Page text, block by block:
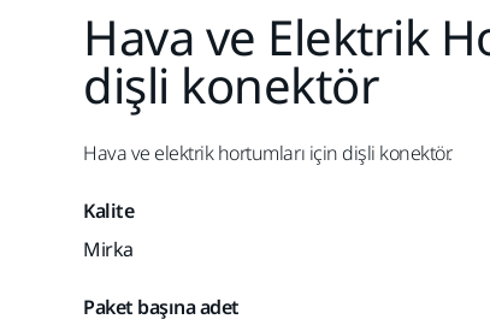
Hava ve Elektrik
dişli konektör
Hava ve elektrik hortumları için dişli konektör.
Kalite
Mirka
Paket başına adet